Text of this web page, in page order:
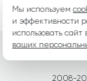
2008-
Мы используем
и эффективности
использовать
ваших